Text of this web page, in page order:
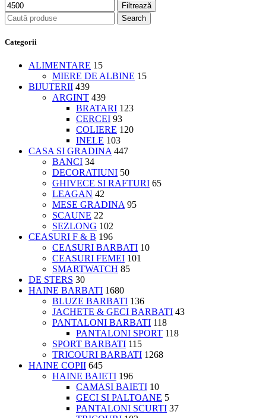
Filtrează
Search
Categorii
ALIMENTARE 15
MIERE DE ALBINE 15
BIJUTERII 439
ARGINT 439
BRATARI 123
CERCEI 93
COLIERE 120
INELE 103
CASA SI GRADINA 447
BANCI 34
DECORATIUNI 50
GHIVECE SI RAFTURI 65
LEAGAN 42
MESE GRADINA 95
SCAUNE 22
SEZLONG 102
CEASURI F & B 196
CEASURI BARBATI 10
CEASURI FEMEI 101
SMARTWATCH 85
DE STERS 30
HAINE BARBATI 1680
BLUZE BARBATI 136
JACHETE & GECI BARBATI 43
PANTALONI BARBATI 118
PANTALONI SPORT 118
SPORT BARBATI 115
TRICOURI BARBATI 1268
HAINE COPII 645
HAINE BAIETI 196
CAMASI BAIETI 10
GECI SI PALTOANE 5
PANTALONI SCURTI 37